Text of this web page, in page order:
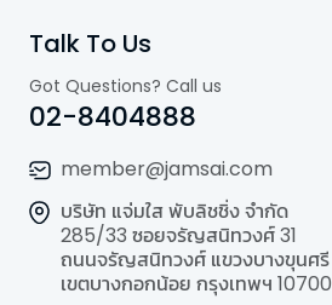
Talk To Us
Got Questions? Call us
02-8404888
member@jamsai.com
บริษัท แจ่มใส พับลิชชิ่ง จำกัด
285/33 ซอยจรัญสนิทวงศ์ 31
ถนนจรัญสนิทวงศ์ แขวงบางขุนศรี
เขตบางกอกน้อย กรุงเทพฯ 10700